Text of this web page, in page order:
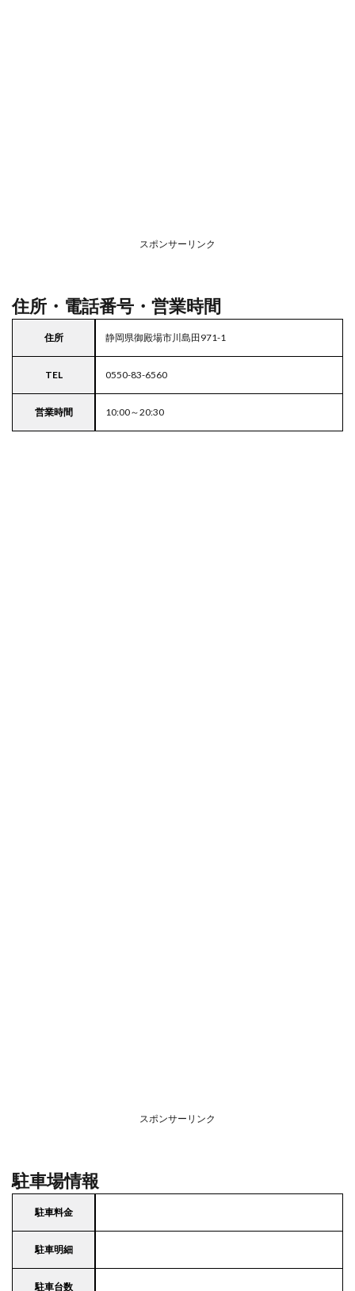
スポンサーリンク
住所・電話番号・営業時間
住所 静岡県御殿場市川島田971-1
TEL 0550-83-6560
営業時間 10:00～20:30
スポンサーリンク
駐車場情報
駐車料金
駐車明細
駐車台数